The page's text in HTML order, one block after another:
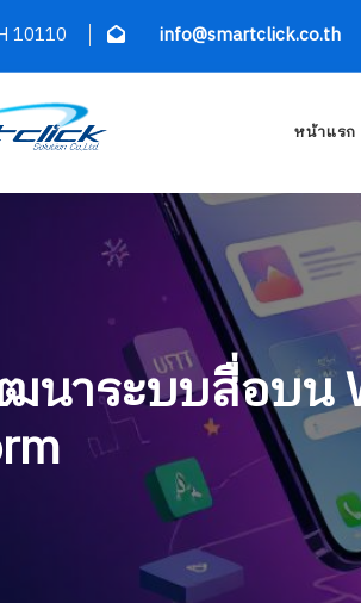
10110 info@smartclick.co.th
หน้าแรก
นาระบบสื่อบน